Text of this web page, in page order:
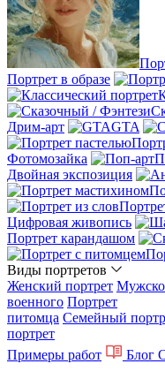
Портрет в образе
Дрим-арт
GTA
Фотомозайка
Двойная экспозиция
Цифровая живопись
Портрет карандашом
Виды портретов
Женский портрет
военного Портрет
питомца Семейный
портрет
Примеры работ
Блог